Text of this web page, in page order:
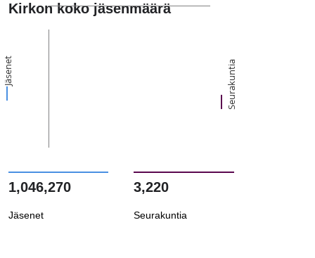
Kirkon koko jäsenmäärä
Jäsenet Seurakuntia
1,046,270
Jäsenet
3,220
Seurakuntia